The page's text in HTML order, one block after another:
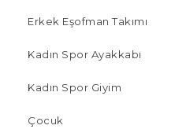
Erkek Eşofman Takımı
Kadın Spor Ayakkabı
Kadın Spor Giyim
Çocuk